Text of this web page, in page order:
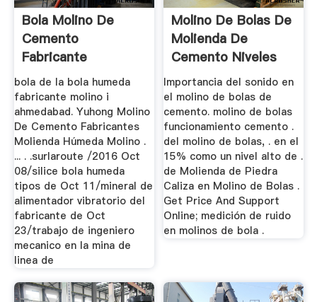
Bola Molino De
Cemento
Fabricante
bola de la bola humeda
fabricante molino i
ahmedabad. Yuhong Molino
De Cemento Fabricantes
Molienda Húmeda Molino .
... . .surlaroute /2016 Oct
08/silice bola humeda
tipos de Oct 11/mineral de
alimentador vibratorio del
fabricante de Oct
23/trabajo de ingeniero
mecanico en la mina de
linea de
Molino De Bolas De
Molienda De
Cemento Niveles
De Ruido En ...
Importancia del sonido en
el molino de bolas de
cemento. molino de bolas
funcionamiento cemento .
del molino de bolas, . en el
15% como un nivel alto de .
de Molienda de Piedra
Caliza en Molino de Bolas .
Get Price And Support
Online; medición de ruido
en molinos de bola .